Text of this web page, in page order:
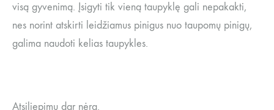
visą gyvenimą. Įsigyti tik vieną taupyklę gali nepakakti,
nes norint atskirti leidžiamus pinigus nuo taupomų pinigų,
galima naudoti kelias taupykles.
Atsiliepimų dar nėra.